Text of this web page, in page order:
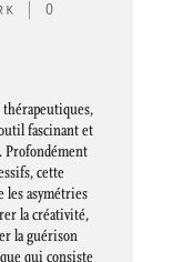
0
thérapeutiques,
fascinant et
Profondément
cette
asymétries
la créativité,
la guérison
qui consiste